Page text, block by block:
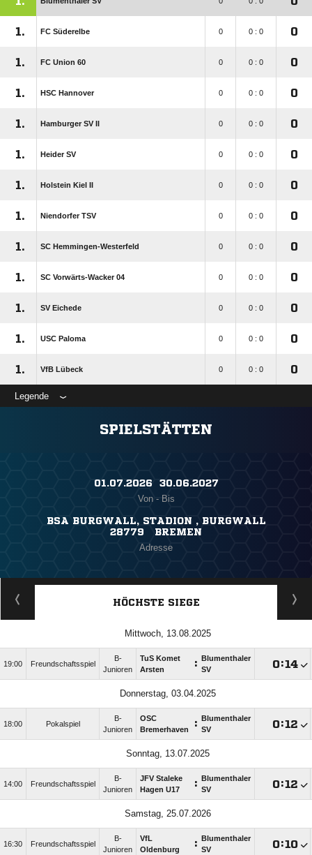
1. FC Süderelbe 0 0 : 0 0
1. FC Union 60 0 0 : 0 0
1. HSC Hannover 0 0 : 0 0
1. Hamburger SV II 0 0 : 0 0
1. Heider SV 0 0 : 0 0
1. Holstein Kiel II 0 0 : 0 0
1. Niendorfer TSV 0 0 : 0 0
1. SC Hemmingen-Westerfeld 0 0 : 0 0
1. SC Vorwärts-Wacker 04 0 0 : 0 0
1. SV Eichede 0 0 : 0 0
1. USC Paloma 0 0 : 0 0
1. VfB Lübeck 0 0 : 0 0
Legende
SPIELSTÄTTEN
01.07.2026 ​ 30.06.2027
Von - Bis
BSA BURGWALL, STADION , BURGWALL
28779 BREMEN
Adresse
HÖCHSTE SIEGE
Mittwoch, 13.08.2025
19:00 Freundschaftsspiel
B-
Junioren
TuS Komet
Arsten
:
Blumenthaler
SV
:
Donnerstag, 03.04.2025
18:00 Pokalspiel
B-
Junioren
OSC
Bremerhaven
:
Blumenthaler
SV
:
Sonntag, 13.07.2025
14:00 Freundschaftsspiel
B-
Junioren
JFV Staleke
Hagen U17
:
Blumenthaler
SV
:
Samstag, 25.07.2026
16:30 Freundschaftsspiel
B-
Junioren
VfL
Oldenburg
:
Blumenthaler
SV
: